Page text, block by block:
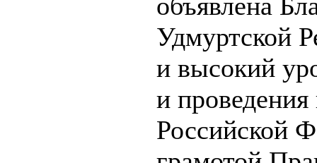
Удмуртской
и высокий
и
Российской